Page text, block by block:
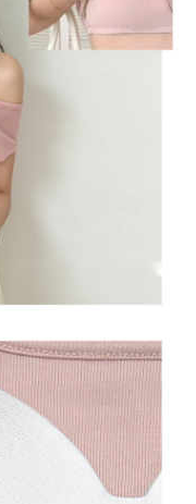
護人之同意方可使用
損失，本公司不負相關責
號之用戶狀況，依本公司即
情形，本公司將視審查結果
。若發現惡意使用之情形，
額度並採取法律行動。